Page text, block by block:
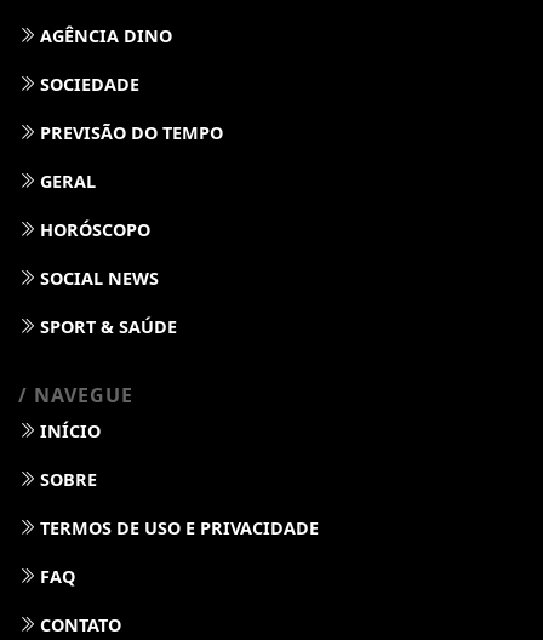
AGÊNCIA DINO
SOCIEDADE
PREVISÃO DO TEMPO
GERAL
HORÓSCOPO
SOCIAL NEWS
SPORT & SAÚDE
/ NAVEGUE
INÍCIO
SOBRE
TERMOS DE USO E PRIVACIDADE
FAQ
CONTATO